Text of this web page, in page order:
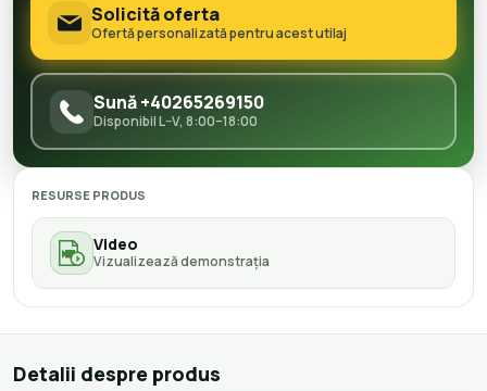
Solicită oferta
Ofertă personalizată pentru acest utilaj
Sună +40265269150
Disponibil L–V, 8:00–18:00
RESURSE PRODUS
Video
Vizualizează demonstrația
Detalii despre produs